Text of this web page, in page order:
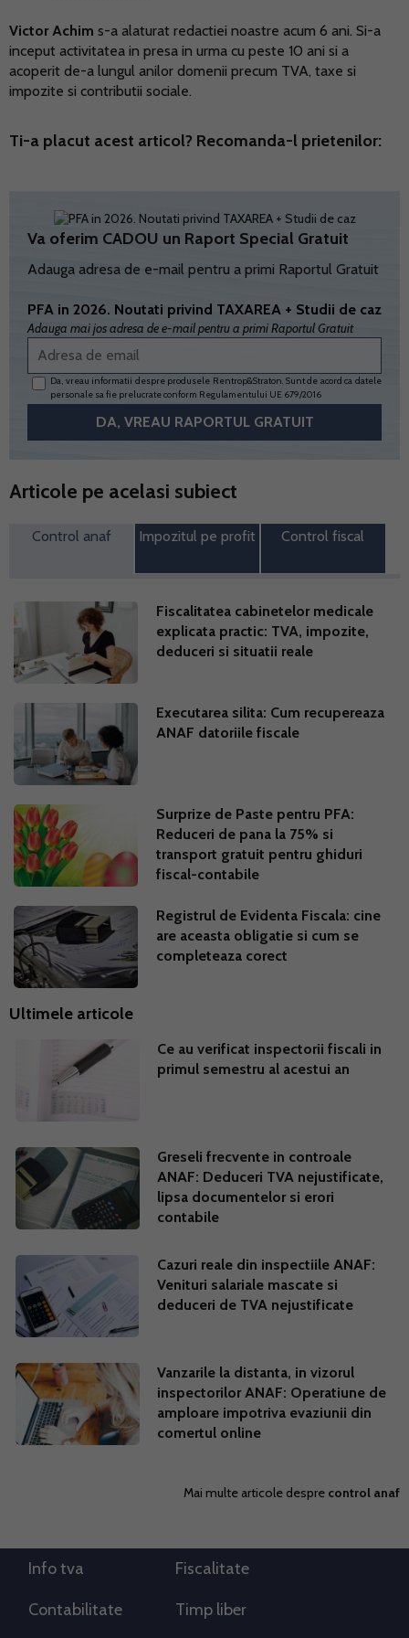
Victor Achim s-a alaturat redactiei noastre acum 6 ani. Si-a
inceput activitatea in presa in urma cu peste 10 ani si a
acoperit de-a lungul anilor domenii precum TVA, taxe si
impozite si contributii sociale.
Ti-a placut acest articol? Recomanda-l prietenilor:
Va oferim CADOU un Raport Special Gratuit
Adauga adresa de e-mail pentru a primi Raportul Gratuit
PFA in 2026. Noutati privind TAXAREA + Studii de caz
Adauga mai jos adresa de e-mail pentru a primi Raportul Gratuit
Da, vreau informatii despre produsele Rentrop&Straton. Sunt de acord ca datele
personale sa fie prelucrate conform Regulamentului UE 679/2016
Articole pe acelasi subiect
Control anaf Impozitul pe profit Control fiscal
Fiscalitatea cabinetelor medicale
explicata practic: TVA, impozite,
deduceri si situatii reale
Executarea silita: Cum recupereaza
ANAF datoriile fiscale
Surprize de Paste pentru PFA:
Reduceri de pana la 75% si
transport gratuit pentru ghiduri
fiscal-contabile
Registrul de Evidenta Fiscala: cine
are aceasta obligatie si cum se
completeaza corect
Ultimele articole
Ce au verificat inspectorii fiscali in
primul semestru al acestui an
Greseli frecvente in controale
ANAF: Deduceri TVA nejustificate,
lipsa documentelor si erori
contabile
Cazuri reale din inspectiile ANAF:
Venituri salariale mascate si
deduceri de TVA nejustificate
Vanzarile la distanta, in vizorul
inspectorilor ANAF: Operatiune de
amploare impotriva evaziunii din
comertul online
Mai multe articole despre control anaf
Info tva Fiscalitate
Contabilitate Timp liber